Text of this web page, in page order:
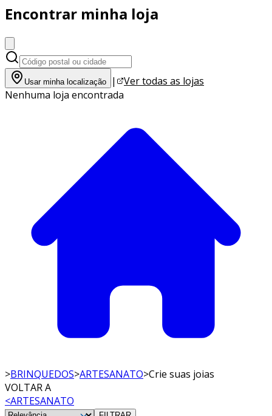
Encontrar minha loja
Usar minha localização |
Ver todas as lojas
Nenhuma loja encontrada
>BRINQUEDOS>ARTESANATO>Crie suas joias
VOLTAR A
<ARTESANATO